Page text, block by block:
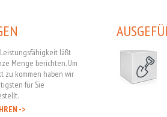
läßt
Menge berichten. Um
zu kommen haben wir
für Sie
->